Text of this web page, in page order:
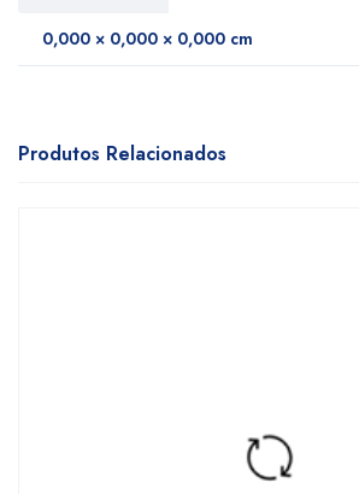
0,000 × 0,000 × 0,000 cm
Produtos Relacionados